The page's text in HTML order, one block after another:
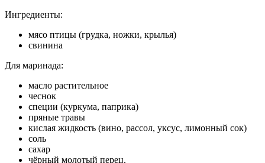
Ингредиенты:
мясо птицы (грудка, ножки, крылья)
свинина
Для маринада:
масло растительное
чеснок
специи (куркума, паприка)
пряные травы
кислая жидкость (вино, рассол, уксус, лимонный сок)
соль
сахар
чёрный молотый перец.